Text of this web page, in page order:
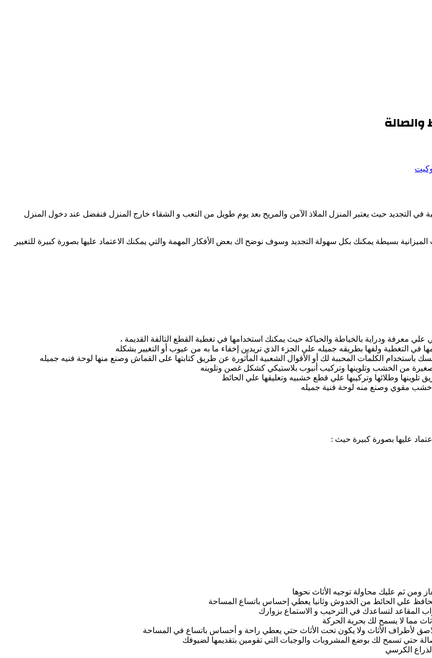
في التجديد حيث يعتبر المنزل الملاذ الآمن والمريح بعد يوم طويل من التعب و الشقاء خارج المنزل فنفضل عند دخول المنزل
بسيطة يمكنك بكل سهولة التجديد وسوف نوضح اك بعض الأفكار المهمة والتي يمكنك الاعتماد عليها بصورة كبيرة للتغيير
معرفة ودراية بالخياطة والحياكة حيث يمكنك استخدامها في تغطية القطع التالفة القديمة ،
التغطية ولفها بطريقه جميله علي الجزء الذي تريدين إخفاء ما به من عيوب أو التغيير بشكله
الكلمات المحببة لك أو الأقوال الشعبية المأثورة عن طريق كتابتها على القماش وصنع منها لوحة فنيه جميله
من الخشب وتلوينها وتركيب أنبوب بلاستيكي كشكل غصن وتلوينه
تلوينها وطلائها وتركيبها علي قطع خشبيه وتعليقها علي الحائط
مقوي وصنع منه لوحة فنية جميله
عليها بصورة كبيرة حيث :
ومن ثم عليك محاولة توجيه الأثاث نحوها
علي الحائط من الخدوش وثانيا يعطي إحساس باتساع المساحة
المقاعد لتساعدك في الترحيب و الاستماع بزوارك
مما لا يسمح لك بحرية الحركة
لأطراف الأثاث ولا يكون تحت الأثاث حتي يعطي راحة و أحساس باتساع في المساحة
حتي تسمح لك بوضع المشروبات والوجبات التي تقومين بتقديمها لضيوفك
الكرسي